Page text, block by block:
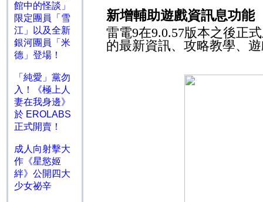
館中的怪談」
限定團員「雪
江」以及全新
銀河團員「米
德」登場！
「純愛」黨勿
入！《極上人
妻在我身邊》
於 EROLABS
正式開賣！
成人向射擊大
作《星慾姬
絆》公開四大
少女祕辛
新增輔助遊戲資訊息功能
雷電9在9.0.57版本之後正
的最新資訊、攻略教學、